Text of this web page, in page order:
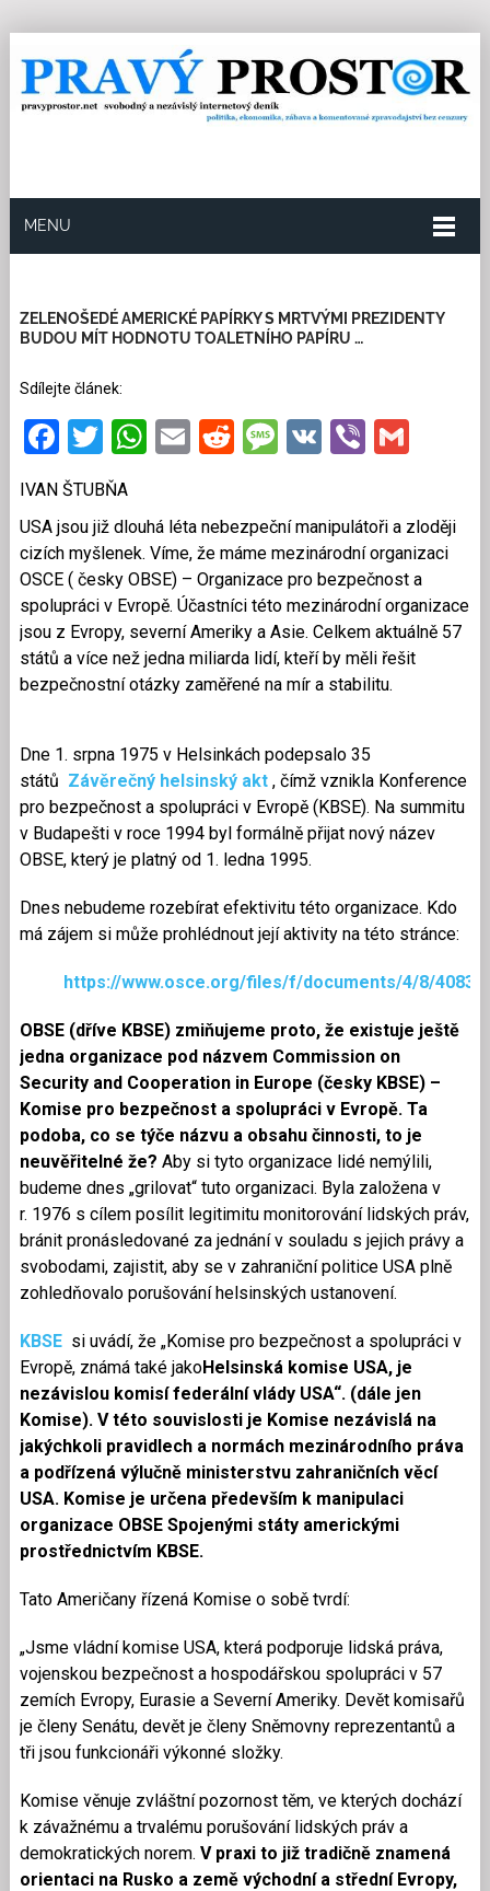
MENU
ZELENOŠEDÉ AMERICKÉ PAPÍRKY S MRTVÝMI PREZIDENTY
BUDOU MÍT HODNOTU TOALETNÍHO PAPÍRU …
Sdílejte článek:
Facebook
Twitter
WhatsApp
EmailRedditMessage
VKViber
IVAN ŠTUBŇA
USA jsou již dlouhá léta nebezpeční manipulátoři a zloději
cizích myšlenek. Víme, že máme mezinárodní organizaci
OSCE ( česky OBSE) – Organizace pro bezpečnost a
spolupráci v Evropě. Účastníci této mezinárodní organizace
jsou z Evropy, severní Ameriky a Asie. Celkem aktuálně 57
států a více než jedna miliarda lidí, kteří by měli řešit
bezpečnostní otázky zaměřené na mír a stabilitu.
Dne 1. srpna 1975 v Helsinkách podepsalo 35
států Závěrečný helsinský akt, čímž vznikla Konference
pro bezpečnost a spolupráci v Evropě (KBSE). Na summitu
v Budapešti v roce 1994 byl formálně přijat nový název
OBSE, který je platný od 1. ledna 1995.
Dnes nebudeme rozebírat efektivitu této organizace. Kdo
má zájem si může prohlédnout její aktivity na této stránce:
https://www.osce.org/files/f/documents/4/8/
OBSE (dříve KBSE) zmiňujeme proto, že existuje ještě
jedna organizace pod názvem Commission on
Security and Cooperation in Europe (česky KBSE) –
Komise pro bezpečnost a spolupráci v Evropě. Ta
podoba, co se týče názvu a obsahu činnosti, to je
neuvěřitelné že? Aby si tyto organizace lidé nemýlili,
budeme dnes „grilovat“ tuto organizaci. Byla založena v
r. 1976 s cílem posílit legitimitu monitorování lidských práv,
bránit pronásledované za jednání v souladu s jejich právy a
svobodami, zajistit, aby se v zahraniční politice USA plně
zohledňovalo porušování helsinských ustanovení.
KBSEsi uvádí, že „Komise pro bezpečnost a spolupráci v
Evropě, známá také jakoHelsinská komise USA, je
nezávislou komisí federální vlády USA“. (dále jen
Komise). V této souvislosti je Komise nezávislá na
jakýchkoli pravidlech a normách mezinárodního práva
a podřízená výlučně ministerstvu zahraničních věcí
USA. Komise je určena především k manipulaci
organizace OBSE Spojenými státy americkými
prostřednictvím KBSE.
Tato Američany řízená Komise o sobě tvrdí:
„Jsme vládní komise USA, která podporuje lidská práva,
vojenskou bezpečnost a hospodářskou spolupráci v 57
zemích Evropy, Eurasie a Severní Ameriky. Devět komisařů
je členy Senátu, devět je členy Sněmovny reprezentantů a
tři jsou funkcionáři výkonné složky.
Komise věnuje zvláštní pozornost těm, ve kterých dochází
k závažnému a trvalému porušování lidských práv a
demokratických norem. V praxi to již tradičně znamená
orientaci na Rusko a země východní a střední Evropy,